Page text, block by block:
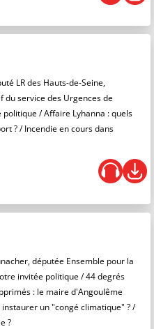
LR des Hauts-de-Seine,
du service des Urgences de
/ Affaire Lyhanna : quels
? / Incendie en cours dans
députée Ensemble pour la
invitée politique / 44 degrés
: le maire d'Angoulême
un "congé climatique" ? /
?